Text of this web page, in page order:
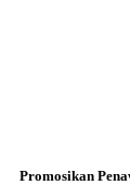
Promosikan